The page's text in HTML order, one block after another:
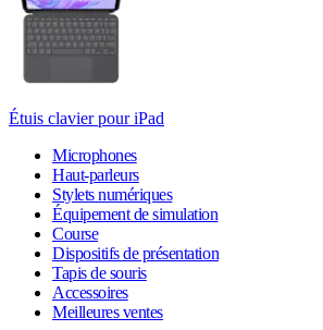
Étuis clavier pour iPad
Microphones
Haut-parleurs
Stylets numériques
Équipement de simulation
Course
Dispositifs de présentation
Tapis de souris
Accessoires
Meilleures ventes